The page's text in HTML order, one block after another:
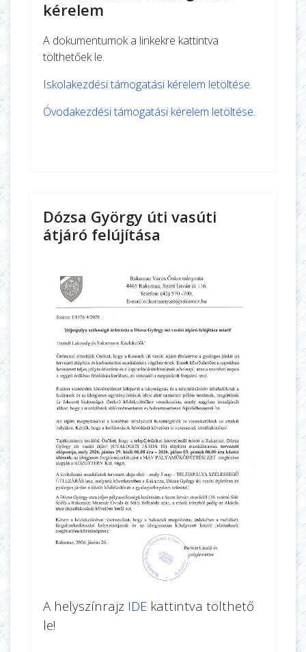
kérelem
A dokumentumok a linkekre kattintva
tölthetőek le.
Iskolakezdési támogatási kérelem letöltése.
Óvodakezdési támogatási kérelem letöltése.
Dózsa György úti vasúti
átjáró felújítása
A helyszínrajz IDE kattintva tölthető
le!